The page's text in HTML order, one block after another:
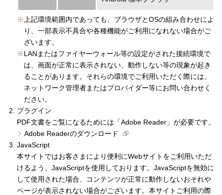
※ 上記環境範囲内であっても、ブラウザとOSの組み合わせによ
り、一部表示不具合や各種機能がご利用になれない場合がご
ざいます。
※LANまたはファイヤーウォール等の設定がされた接続環境で
は、画面が正常に表示されない、動作しない等の現象が起き
ることがあります。それらの環境でご利用いただく際には、
ネットワーク管理者またはプロバイダー等にお問い合わせく
ださい。
プラグイン
PDF文書をご覧になるためには「Adobe Reader」が必要です。
Adobe Readerのダウンロード
JavaScript
本サイトではお客さまにより便利にWebサイトをご利用いただ
けるよう、JavaScriptを使用しております。JavaScriptを無効に
して使用された場合、コンテンツが正常に動作しないおそれや
ページが表示されない場合がございます。本サイトご利用の際